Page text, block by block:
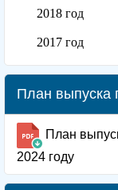
2018 год
2017 год
План выпуска
План
2024 году